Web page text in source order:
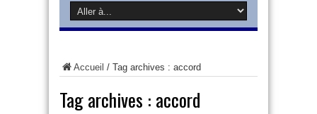
Accueil / Tag archives : accord
Tag archives : accord